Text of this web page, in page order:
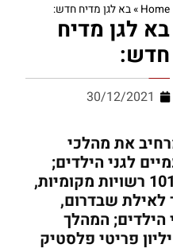
Home
»בא לגן מדיח חדש:
בא לגן מדיח
חדש:
30/12/2021
את מהלכי
לגני הילדים;
מעביר 12 מיליון שקל ל-101 רשויות מקומיות,
שבדרום,
הילדים; המהלך
לחיסכון של 77 מיליון פריטי פלסטיק